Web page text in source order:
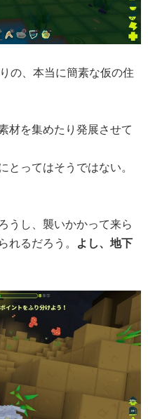
の、本当に簡素な仮の住
材を集めたり発展させて
ってはそうではない。
うし、襲いかかって来ら
るだろう。 よし、地下